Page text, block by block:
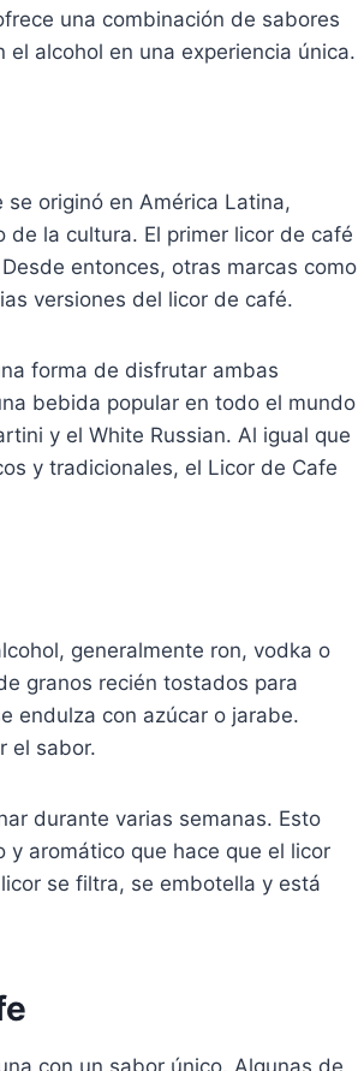
una combinación de sabores
alcohol en una experiencia única.
originó en América Latina,
la cultura. El primer licor de café
entonces, otras marcas como
versiones del licor de café.
forma de disfrutar ambas
bebida popular en todo el mundo
y el White Russian. Al igual que
y tradicionales, el Licor de Cafe
generalmente ron, vodka o
granos recién tostados para
endulza con azúcar o jarabe.
el sabor.
durante varias semanas. Esto
aromático que hace que el licor
se filtra, se embotella y está
con un sabor único. Algunas de